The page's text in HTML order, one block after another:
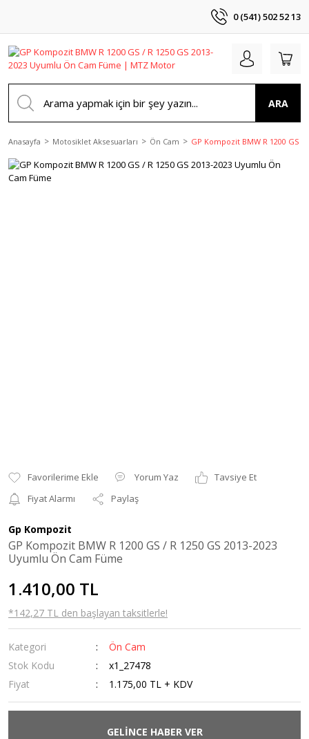
0 (541) 502 52 13
ARA
Anasayfa Motosiklet Aksesuarları Ön Cam GP Kompozit BMW R 1200 GS /
Yorum Yaz
Tavsiye Et
Fiyat Alarmı
Paylaş
Gp Kompozit
GP Kompozit BMW R 1200 GS / R 1250 GS 2013-2023
Uyumlu Ön Cam Füme
1.410,00 TL
*142,27 TL den başlayan taksitlerle!
Kategori
Ön Cam
Stok Kodu
x1_27478
Fiyat
1.175,00 TL + KDV
GELİNCE HABER VER